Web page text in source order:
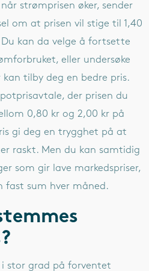
strømprisen øker, sender
om at prisen vil stige til 1,40
Du kan da velge å fortsette
eller undersøke
tilby deg en bedre pris.
der prisen du
0,80 kr og 2,00 kr på
gi deg en trygghet på at
raskt. Men du kan samtidig
som gir lave markedspriser,
fast sum hver måned.
i stor grad på forventet